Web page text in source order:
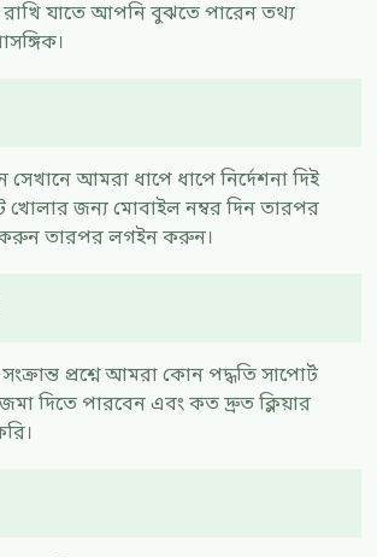
রাখি যাতে আপনি বুঝতে পারেন তথ্য
আমরা ধাপে ধাপে নির্দেশনা দিই
খোলার জন্য মোবাইল নম্বর দিন তারপর
করুন তারপর লগইন করুন।
প্রশ্নে আমরা কোন পদ্ধতি সাপোর্ট
দিতে পারবেন এবং কত দ্রুত ক্লিয়ার